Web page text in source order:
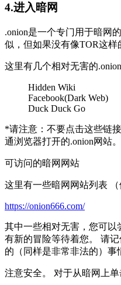
4.进入暗网
.onion是一个专门用于暗网
似，但如果没有像TOR这样
这里有几个相对无害的
Hidden Wiki
Facebook(Dark Web)
Duck Duck Go
*请注意：不要点击这些链
通浏览器打开的.onion网站。
可访问的暗网网站
这里有一些暗网网站列表 （
https://onion666.com/
其中一些相对无害，您可
有新的冒险等待着您。 请
的（同样是非常非法的）事
注意安全。 对于从暗网上